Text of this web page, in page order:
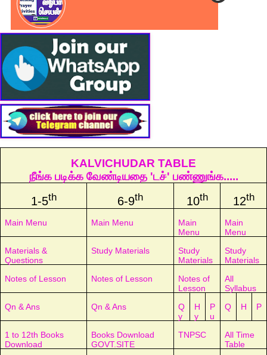
KALVICHUDAR TABLE
நீங்க படிக்க வேண்டியதை 'டச்' பண்ணுங்க.....
1-5th 6-9th 10th 12th
Main Menu Main Menu
Main
Menu
Main
Menu
Materials &
Questions
Study Materials
Study
Materials
Study
Materials
Notes of Lesson
Notes of Lesson
Notes of
Lesson
All
Syllabus
Qn & Ans
Qn & Ans
Q
y
H
y
P
u
Q H P
1 to 12th Books
Download
Books Download
GOVT.SITE
TNPSC
All Time
Table